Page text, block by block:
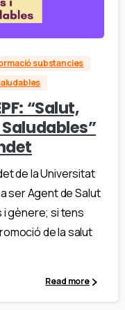
substancies
“Salut,
de la Universitat
ser Agent de Salut
gènere; si tens
de la salut
Read more